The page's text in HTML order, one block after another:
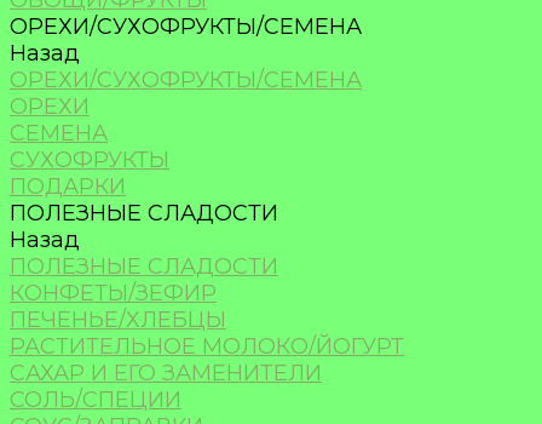
ОРЕХИ/СУХОФРУКТЫ/СЕМЕНА
Назад
ОРЕХИ/СУХОФРУКТЫ/СЕМЕНА
ОРЕХИ
СЕМЕНА
СУХОФРУКТЫ
ПОДАРКИ
ПОЛЕЗНЫЕ СЛАДОСТИ
Назад
ПОЛЕЗНЫЕ СЛАДОСТИ
КОНФЕТЫ/ЗЕФИР
ПЕЧЕНЬЕ/ХЛЕБЦЫ
РАСТИТЕЛЬНОЕ МОЛОКО/ЙОГУРТ
САХАР И ЕГО ЗАМЕНИТЕЛИ
СОЛЬ/СПЕЦИИ